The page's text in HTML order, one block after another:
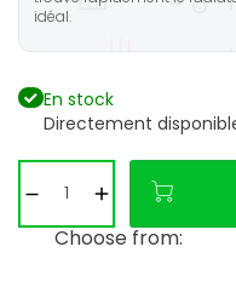
idéal.
En stock
Directement
Choose from: